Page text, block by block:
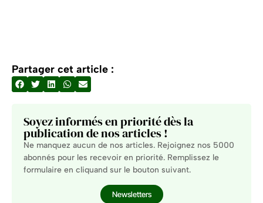
Partager cet article :
Soyez informés en priorité dès la
publication de nos articles !
Ne manquez aucun de nos articles. Rejoignez nos 5000
abonnés pour les recevoir en priorité. Remplissez le
formulaire en cliquand sur le bouton suivant.
Newsletters